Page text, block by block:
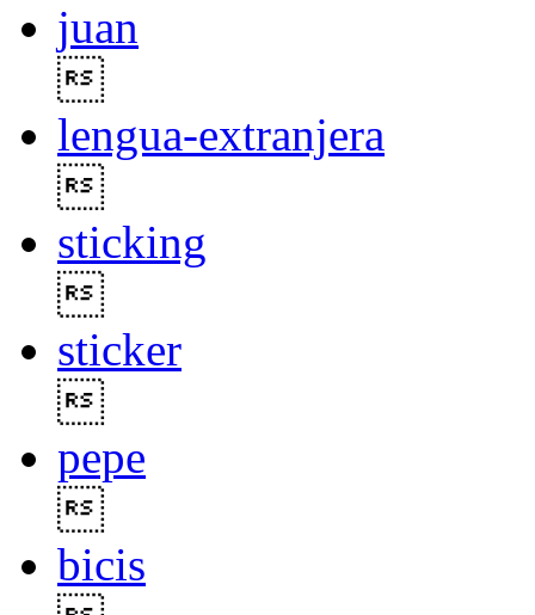
juan
lengua-extranjera
sticking
sticker
pepe
bicis